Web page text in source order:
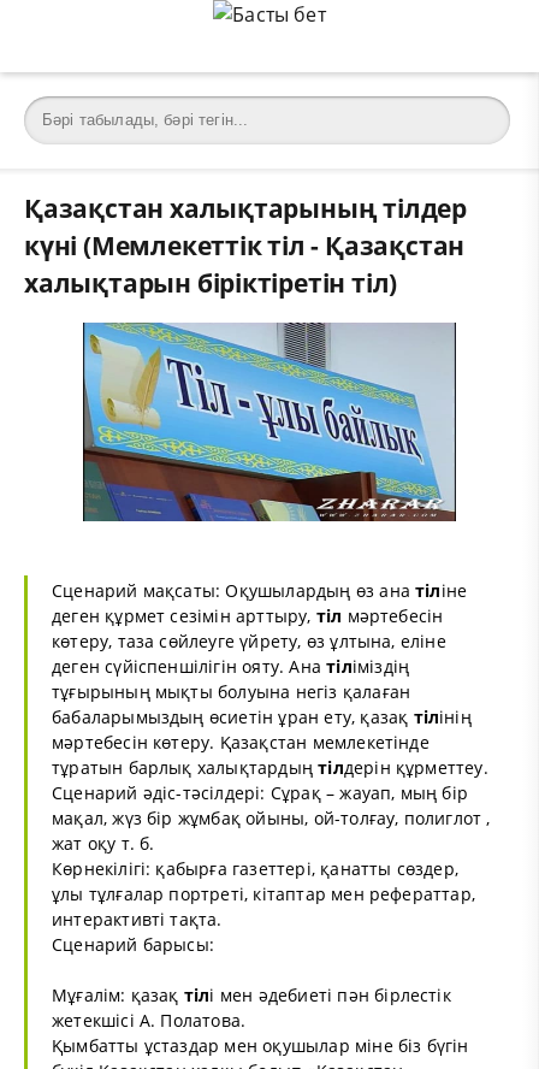
Қазақстан халықтарының тілдер
күні (Мемлекеттік тіл - Қазақстан
халықтарын біріктіретін тіл)
Сценарий мақсаты: Оқушылардың өз анатіліне
деген құрмет сезімін арттыру, тіл мәртебесін
көтеру, таза сөйлеуге үйрету, өз ұлтына, еліне
деген сүйіспеншілігін ояту. Анатіліміздің
тұғырының мықты болуына негіз қалаған
бабаларымыздың өсиетін ұран ету, қазақ тілінің
мәртебесін көтеру. Қазақстан мемлекетінде
тұратын барлық халықтардыңтілдерін құрметтеу.
Сценарий әдіс-тәсілдері: Сұрақ – жауап, мың бір
мақал, жүз бір жұмбақ ойыны, ой-толғау, полиглот ,
жат оқу т. б.
Көрнекілігі: қабырға газеттері, қанатты сөздер,
ұлы тұлғалар портреті, кітаптар мен рефераттар,
интерактивті тақта.
Сценарий барысы:
Мұғалім: қазақ тілі мен әдебиеті пән бірлестік
жетекшісі А. Полатова.
Қымбатты ұстаздар мен оқушылар міне біз бүгін